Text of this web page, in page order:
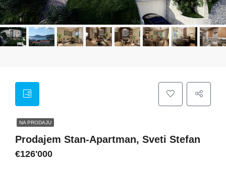
NA PRODAJU
Prodajem Stan-Apartman, Sveti Stefan
€126'000